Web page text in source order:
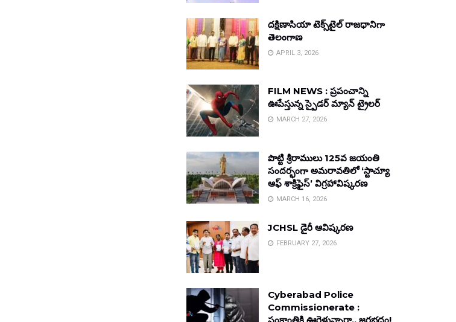
దక్షిణాసియా టెక్స్‌టైల్ రాజధానిగా
తెలంగాణ
APRIL 3, 2026
FILM NEWS : ప్రపంచాన్ని
ఊపేస్తున్న స్పైడర్ మ్యాన్ ట్రైలర్
MARCH 27, 2026
పొట్టి శ్రీరాములు 125వ జయంతి
సందర్భంగా అమరావతిలో ‘స్టాచ్యూ
ఆఫ్ శాక్రిఫైస్’ విగ్రహావిష్కరణ
MARCH 16, 2026
JCHSL డైరీ ఆవిష్కరణ
FEBRUARY 27, 2026
Cyberabad Police
Commissionerate :